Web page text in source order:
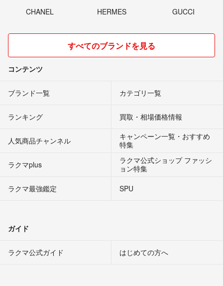
CHANEL HERMES GUCCI
すべてのブランドを見る
コンテンツ
ブランド一覧 カテゴリ一覧
ランキング 買取・相場価格情報
人気商品チャンネル
キャンペーン一覧・おすすめ
特集
ラクマplus
ラクマ公式ショップ ファッシ
ョン特集
ラクマ最強鑑定
SPU
ガイド
ラクマ公式ガイド はじめての方へ